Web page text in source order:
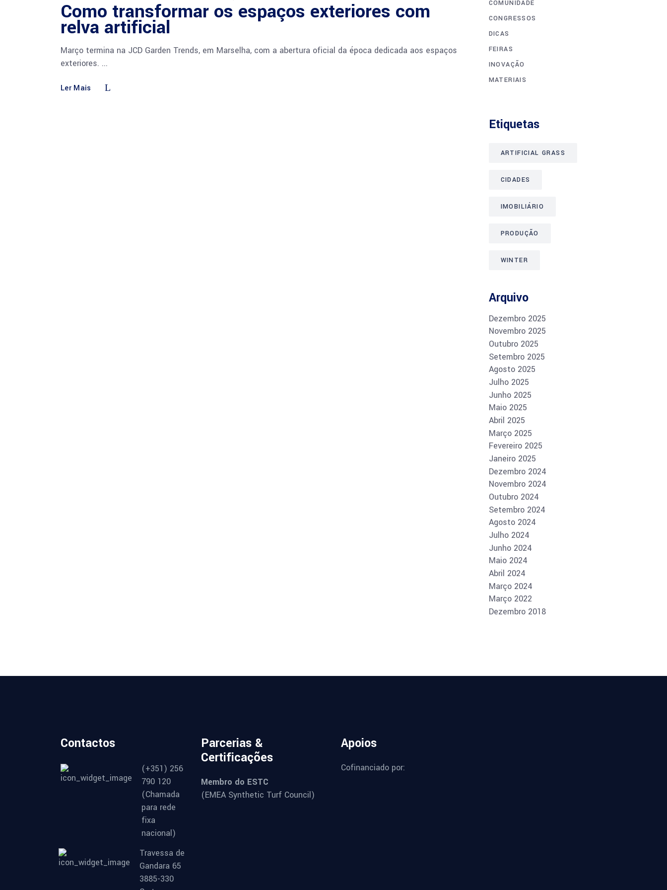
Como transformar os espaços exteriores com
relva artificial
Março termina na JCD Garden Trends, em Marselha, com a abertura oficial da época dedicada aos espaços
exteriores.
Ler Mais
COMUNIDADE
CONGRESSOS
DICAS
FEIRAS
INOVAÇÃO
MATERIAIS
Etiquetas
ARTIFICIAL GRASS
CIDADES
IMOBILIÁRIO
PRODUÇÃO
WINTER
Arquivo
Dezembro 2025
Novembro 2025
Outubro 2025
Setembro 2025
Agosto 2025
Julho 2025
Junho 2025
Maio 2025
Abril 2025
Março 2025
Fevereiro 2025
Janeiro 2025
Dezembro 2024
Novembro 2024
Outubro 2024
Setembro 2024
Agosto 2024
Julho 2024
Junho 2024
Maio 2024
Abril 2024
Março 2024
Março 2022
Dezembro 2018
Contactos
(+351) 256
790 120
(Chamada
para rede
fixa
nacional)
Travessa de
Gandara 65
3885-330
Parcerias &
Certificações
Membro do ESTC
(EMEA Synthetic Turf Council)
Apoios
Cofinanciado por: